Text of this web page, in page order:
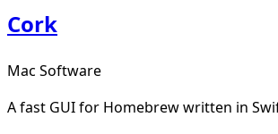
Cork
Mac Software
A fast GUI for Homebrew written in